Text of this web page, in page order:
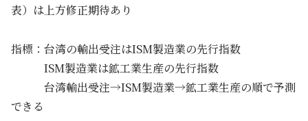
表）は上方修正期待あり
指標：台湾の輸出受注はISM製造業の先行指数
ISM製造業は鉱工業生産の先行指数
台湾輸出受注→ISM製造業→鉱工業生産の順で予測
できる